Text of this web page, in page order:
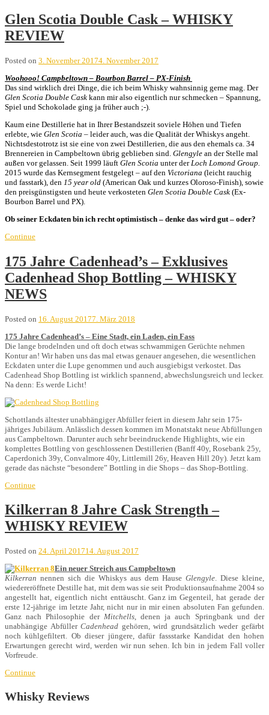
Glen Scotia Double Cask – WHISKY
REVIEW
Posted on 3. November 20174. November 2017
Woohooo! Campbeltown – Bourbon Barrel – PX-Finish
Das sind wirklich drei Dinge, die ich beim Whisky wahnsinnig gerne mag. Der
Glen Scotia Double Cask kann mir also eigentlich nur schmecken – Spannung,
Spiel und Schokolade ging ja früher auch ;-).
Kaum eine Destillerie hat in Ihrer Bestandszeit soviele Höhen und Tiefen
erlebte, wie Glen Scotia – leider auch, was die Qualität der Whiskys angeht.
Nichtsdestotrotz ist sie eine von zwei Destillerien, die aus den ehemals ca. 34
Brennereien in Campbeltown übrig geblieben sind. Glengyle an der Stelle mal
außen vor gelassen. Seit 1999 läuft Glen Scotia unter der Loch Lomond Group.
2015 wurde das Kernsegment festgelegt – auf den Victoriana (leicht rauchig
und fasstark), den 15 year old (American Oak und kurzes Oloroso-Finish), sowie
den preisgünstigsten und heute verkosteten Glen Scotia Double Cask (Ex-
Bourbon Barrel und PX).
Ob seiner Eckdaten bin ich recht optimistisch – denke das wird gut – oder?
Continue
175 Jahre Cadenhead’s – Exklusives
Cadenhead Shop Bottling – WHISKY
NEWS
Posted on 16. August 20177. März 2018
175 Jahre Cadenhead’s – Eine Stadt, ein Laden, ein Fass
Die lange brodelnden und oft doch etwas schwammigen Gerüchte nehmen
Kontur an! Wir haben uns das mal etwas genauer angesehen, die wesentlichen
Eckdaten unter die Lupe genommen und auch ausgiebigst verkostet. Das
Cadenhead Shop Bottling ist wirklich spannend, abwechslungsreich und lecker.
Na denn: Es werde Licht!
Schottlands ältester unabhängiger Abfüller feiert in diesem Jahr sein 175-
jähriges Jubiläum. Anlässlich dessen kommen im Monatstakt neue Abfüllungen
aus Campbeltown. Darunter auch sehr beeindruckende Highlights, wie ein
komplettes Bottling von geschlossenen Destillerien (Banff 40y, Rosebank 25y,
Caperdonich 39y, Convalmore 40y, Littlemill 26y, Heaven Hill 20y). Jetzt kam
gerade das nächste “besondere” Bottling in die Shops – das Shop-Bottling.
Continue
Kilkerran 8 Jahre Cask Strength –
WHISKY REVIEW
Posted on 24. April 201714. August 2017
Ein neuer Streich aus Campbeltown
Kilkerran nennen sich die Whiskys aus dem Hause Glengyle. Diese kleine,
wiedereröffnete Destille hat, mit dem was sie seit Produktionsaufnahme 2004 so
angestellt hat, eigentlich nicht enttäuscht. Ganz im Gegenteil, hat gerade der
erste 12-jährige im letzte Jahr, nicht nur in mir einen absoluten Fan gefunden.
Ganz nach Philosophie der Mitchells, denen ja auch Springbank und der
unabhängige AbfüllerCadenhead gehören, wird grundsätzlich weder gefärbt
noch kühlgefiltert. Ob dieser jüngere, dafür fassstarke Kandidat den hohen
Erwartungen gerecht wird, werden wir nun sehen. Ich bin in jedem Fall voller
Vorfreude.
Continue
Whisky Reviews